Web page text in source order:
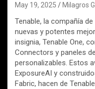
May 19, 2025 Milagros
Tenable, la compañía
nuevas y potentes
insignia, Tenable One,
Connectors y paneles
personalizables. Estos
ExposureAI y
Fabric, hacen de